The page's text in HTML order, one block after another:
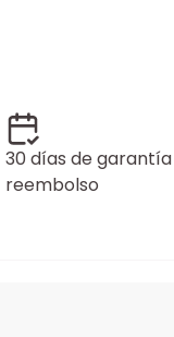
30 días de
reembolso